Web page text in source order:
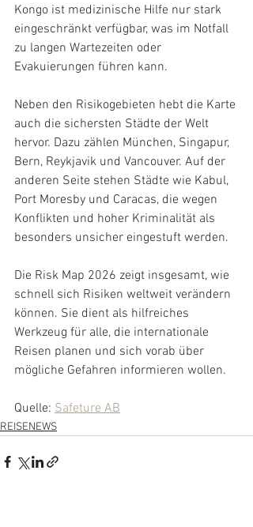
Kongo ist medizinische Hilfe nur stark
eingeschränkt verfügbar, was im Notfall
zu langen Wartezeiten oder
Evakuierungen führen kann.
Neben den Risikogebieten hebt die Karte
auch die sichersten Städte der Welt
hervor. Dazu zählen München, Singapur,
Bern, Reykjavik und Vancouver. Auf der
anderen Seite stehen Städte wie Kabul,
Port Moresby und Caracas, die wegen
Konflikten und hoher Kriminalität als
besonders unsicher eingestuft werden.
Die Risk Map 2026 zeigt insgesamt, wie
schnell sich Risiken weltweit verändern
können. Sie dient als hilfreiches
Werkzeug für alle, die internationale
Reisen planen und sich vorab über
mögliche Gefahren informieren wollen.
Quelle: Safeture AB
REISENEWS